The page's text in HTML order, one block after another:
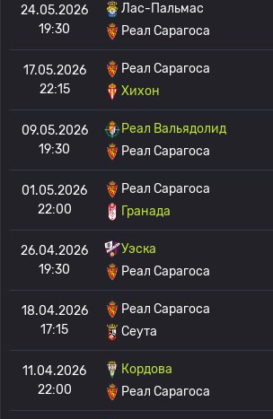
24.05.2026
19:30
Лас-Пальмас
Реал Сарагоса
17.05.2026
22:15
Реал Сарагоса
Хихон
09.05.2026
19:30
Реал Вальядолид
Реал Сарагоса
01.05.2026
22:00
Реал Сарагоса
Гранада
26.04.2026
19:30
Уэска
Реал Сарагоса
18.04.2026
17:15
Реал Сарагоса
Сеута
11.04.2026
22:00
Кордова
Реал Сарагоса